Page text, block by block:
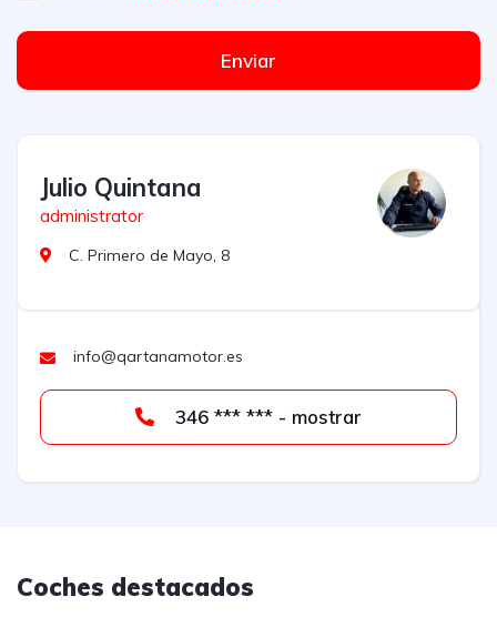
Enviar
Julio Quintana
administrator
C. Primero de Mayo, 8
info@qartanamotor.es
346 *** *** - mostrar
Coches destacados